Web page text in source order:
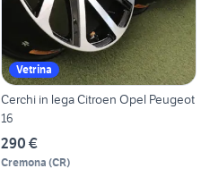
Vetrina
Cerchi in lega Citroen Opel Peugeot
16
290 €
Cremona (CR)